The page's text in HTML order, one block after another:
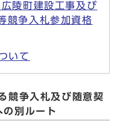
陵町建設工事及び
競争入札参加資格
いて
競争入札及び随意契
の別ルート